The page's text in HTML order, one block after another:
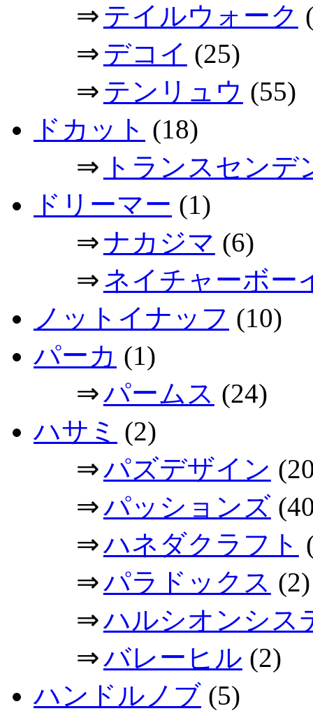
⇒ テイルウォーク
⇒ デコイ (25)
⇒ テンリュウ (55)
ドカット (18)
⇒ トランスセンデ
ドリーマー (1)
⇒ナカジマ (6)
⇒ ネイチャーボー
ノットイナッフ (10)
パーカ (1)
⇒パームス (24)
ハサミ (2)
⇒パズデザイン
⇒パッションズ
⇒ハネダクラフト
⇒パラドックス (2)
⇒ハルシオンシス
⇒バレーヒル (2)
ハンドルノブ (5)